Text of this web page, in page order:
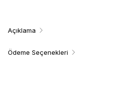
Açıklama
Ödeme Seçenekleri